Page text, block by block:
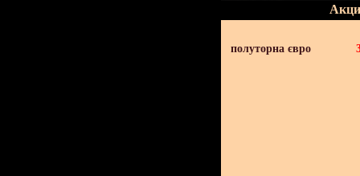
полуторна євро